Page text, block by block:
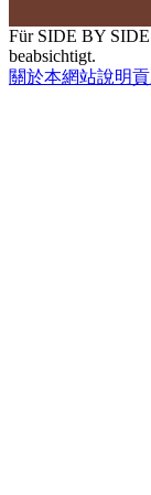
Für SIDE BY SIDE
beabsichtigt.
關於本網站說明